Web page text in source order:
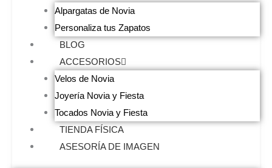
Alpargatas de Novia
Personaliza tus Zapatos
BLOG
ACCESORIOS
Velos de Novia
Joyería Novia y Fiesta
Tocados Novia y Fiesta
TIENDA FÍSICA
ASESORÍA DE IMAGEN